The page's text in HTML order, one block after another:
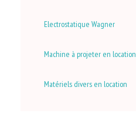
Electrostatique Wagner
Machine à projeter en location
Matériels divers en location